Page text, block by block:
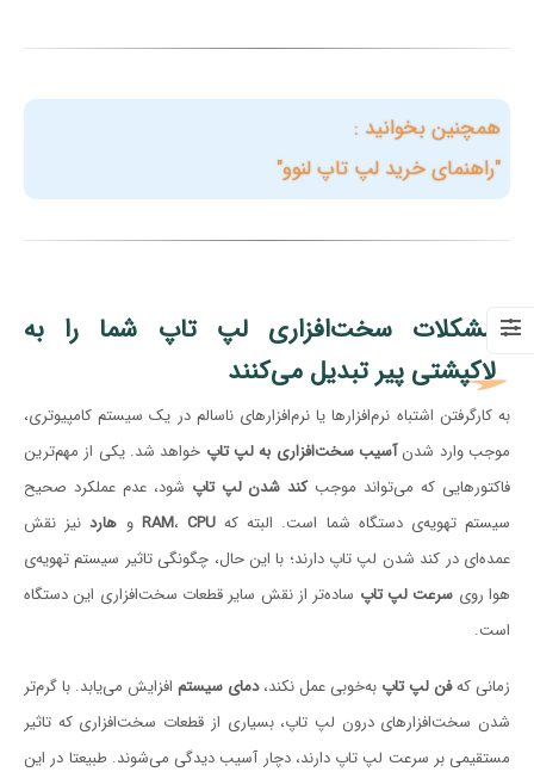
همچنین بخوانید :
"راهنمای خرید لپ تاپ لنوو"
مشکلات سخت‌افزاری لپ تاپ شما را به
لاکپشتی پیر تبدیل می‌کنند
به کارگرفتن اشتباه نرم‌افزارها یا نرم‌افزارهای ناسالم در یک سیستم کامپیوتری،
موجب وارد شدنآسیب سخت‌افزاری به لپ تاپ خواهد شد. یکی از مهم‌ترین
فاکتورهایی که می‌تواند موجبکند شدن لپ تاپ شود، عدم عملکرد صحیح
سیستم تهویه‌ی دستگاه شما است. البته که
RAM، CPU و هاردنیز نقش
عمده‌ای در کند شدن لپ تاپ دارند؛ با این حال، چگونگی تاثیر سیستم تهویه‌ی
هوا روی سرعت لپ تاپ ساده‌تر از نقش سایر قطعات سخت‌افزاری این دستگاه
است.
زمانی کهفن لپ تاپ به‌خوبی عمل نکند،دمای سیستم افزایش می‌یابد. با گرم‌تر
شدن سخت‌افزارهای درون لپ تاپ، بسیاری از قطعات سخت‌افزاری که تاثیر
مستقیمی بر سرعت لپ تاپ دارند، دچار آسیب دیدگی می‌شوند. طبیعتا در این